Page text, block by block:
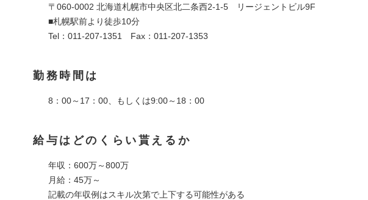
〒060-0002 北海道札幌市中央区北二条西2-1-5 リージェントビル9F
■札幌駅前より徒歩10分
Tel：011-207-1351 Fax：011-207-1353
勤務時間は
8：00～17：00、もしくは9:00～18：00
給与はどのくらい貰えるか
年収：600万～800万
月給：45万～
記載の年収例はスキル次第で上下する可能性がある